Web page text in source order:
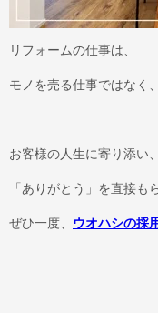
リフォームの仕事は、
モノを売る仕事ではなく、
お客様の人生に寄り添い、
「ありがとう」を直接も
ぜひ一度、 ウオハシの採